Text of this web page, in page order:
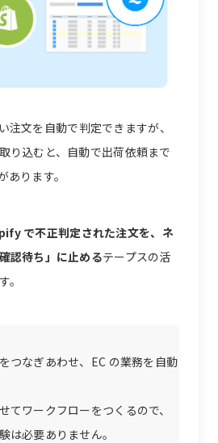
文を自動で判定できますが、
り込むと、自動で出荷依頼まで
ります。
で不正判定された注文を、ネ
認待ち」に止めるテープスの活
。
つなぎあわせ、EC の業務を自動
てワークフローをつくるので、
は必要ありません。